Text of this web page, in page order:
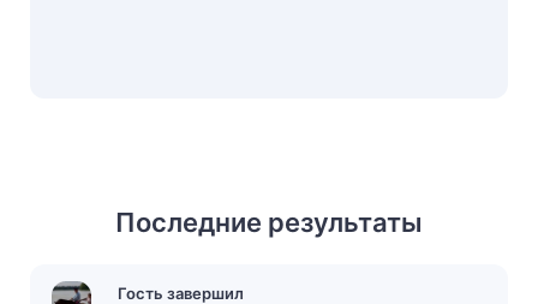
Последние результаты
Гость завершил